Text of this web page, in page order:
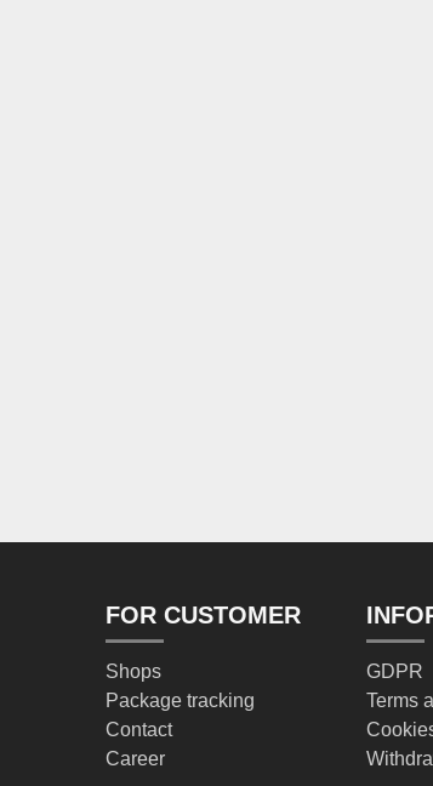
FOR CUSTOMER
Shops
Package tracking
Contact
Career
GDPR
Terms